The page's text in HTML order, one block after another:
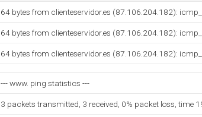
64 bytes from clienteservidor.es (87.106.204.182):
64 bytes from clienteservidor.es (87.106.204.182):
64 bytes from clienteservidor.es (87.106.204.182):
--- www. ping statistics ---
3 packets transmitted, 3 received, 0% packet loss, time